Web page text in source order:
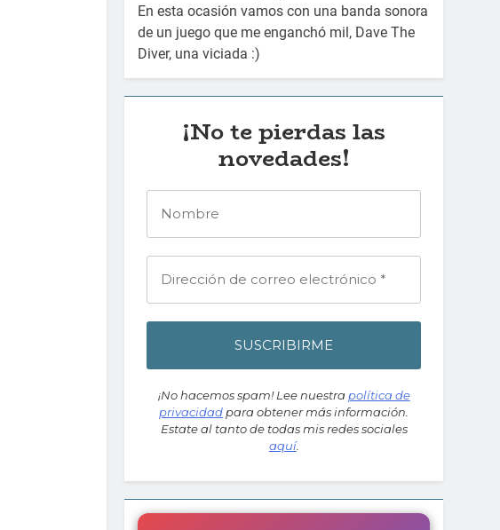
En esta ocasión vamos con una banda sonora
de un juego que me enganchó mil, Dave The
Diver, una viciada :)
¡No te pierdas las
novedades!
¡No hacemos spam! Lee nuestra política de
privacidad para obtener más información.
Estate al tanto de todas mis redes sociales
aquí.